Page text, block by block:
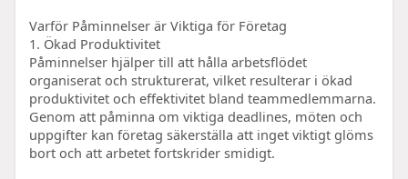
Varför Påminnelser är Viktiga för Företag
1. Ökad Produktivitet
Påminnelser hjälper till att hålla arbetsflödet
organiserat och strukturerat, vilket resulterar i ökad
produktivitet och effektivitet bland teammedlemmarna.
Genom att påminna om viktiga deadlines, möten och
uppgifter kan företag säkerställa att inget viktigt glöms
bort och att arbetet fortskrider smidigt.